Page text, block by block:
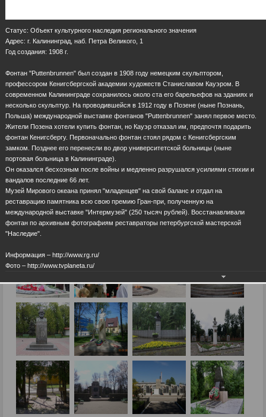
Статус: Объект культурного наследия регионального значения
Адрес: г. Калининград, наб. Петра Великого, 1
Год создания: 1908 г.
Фонтан "Puttenbrunnen" был создан в 1908 году немецким скульптором,
профессором Кенигсбергской академии художеств Станиславом Кауэром. В
современном Калининграде сохранилось около ста его барельефов на зданиях и
несколько скульптур. На проводившейся в 1912 году в Позене (ныне Познань,
Польша) международной выставке фонтанов "Puttenbrunnen" занял первое место.
Жители Позена хотели купить фонтан, но Кауэр отказал им, предпочтя подарить
фонтан Кенигсбергу. Первоначально фонтан стоял рядом с Кенигсбергским
замком. Позднее его перенесли во двор университетской больницы (ныне
портовая больница в Калининграде).
Он оказался бесхозным после войны и медленно разрушался усилиями стихии и
вандалов последние 66 лет.
Музей Мирового океана принял "младенцев" на свой баланс и отдал на
реставрацию памятника всю свою премию Гран-при, полученную на
международной выставке "Интермузей" (250 тысяч рублей). Восстанавливали
фонтан по архивным фотографиям реставраторы петербургской мастерской
"Наследие".
Информация – http://www.rg.ru/
Фото – http://www.tvplaneta.ru/